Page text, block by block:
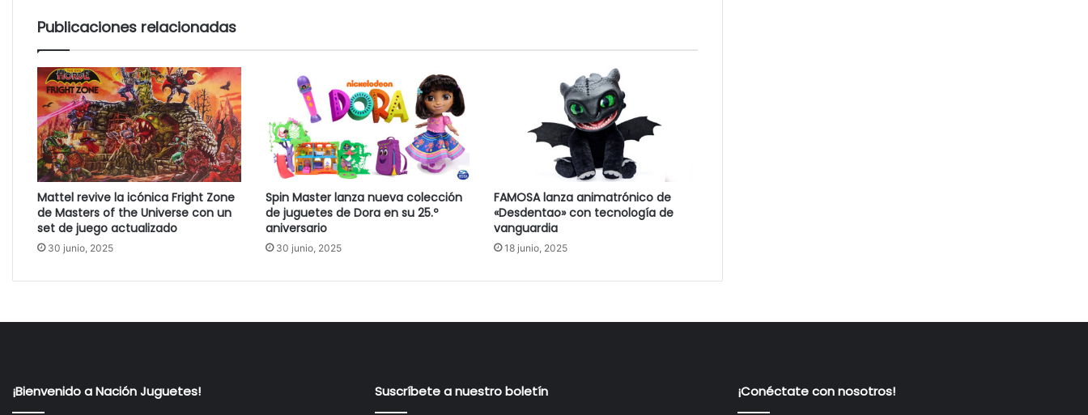
Publicaciones relacionadas
Mattel revive la icónica Fright Zone
de Masters of the Universe con un
set de juego actualizado
30 junio, 2025
Spin Master lanza nueva colección
de juguetes de Dora en su 25.º
aniversario
30 junio, 2025
FAMOSA lanza animatrónico de
«Desdentao» con tecnología de
vanguardia
18 junio, 2025
¡Bienvenido a Nación Juguetes! Suscríbete a nuestro boletín ¡Conéctate con nosotros!